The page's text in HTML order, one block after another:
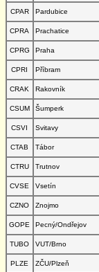
CPAR Pardubice
CPRA
Prachatice
CPRG
Praha
CPRI
Příbram
CRAK
Rakovník
CSUM
Šumperk
CSVI
Svitavy
CTAB
Tábor
CTRU
Trutnov
CVSE
Vsetín
CZNO
Znojmo
GOPE
Pecný/Ondřejov
TUBO
VUT/Brno
PLZE
ZČU/Plzeň